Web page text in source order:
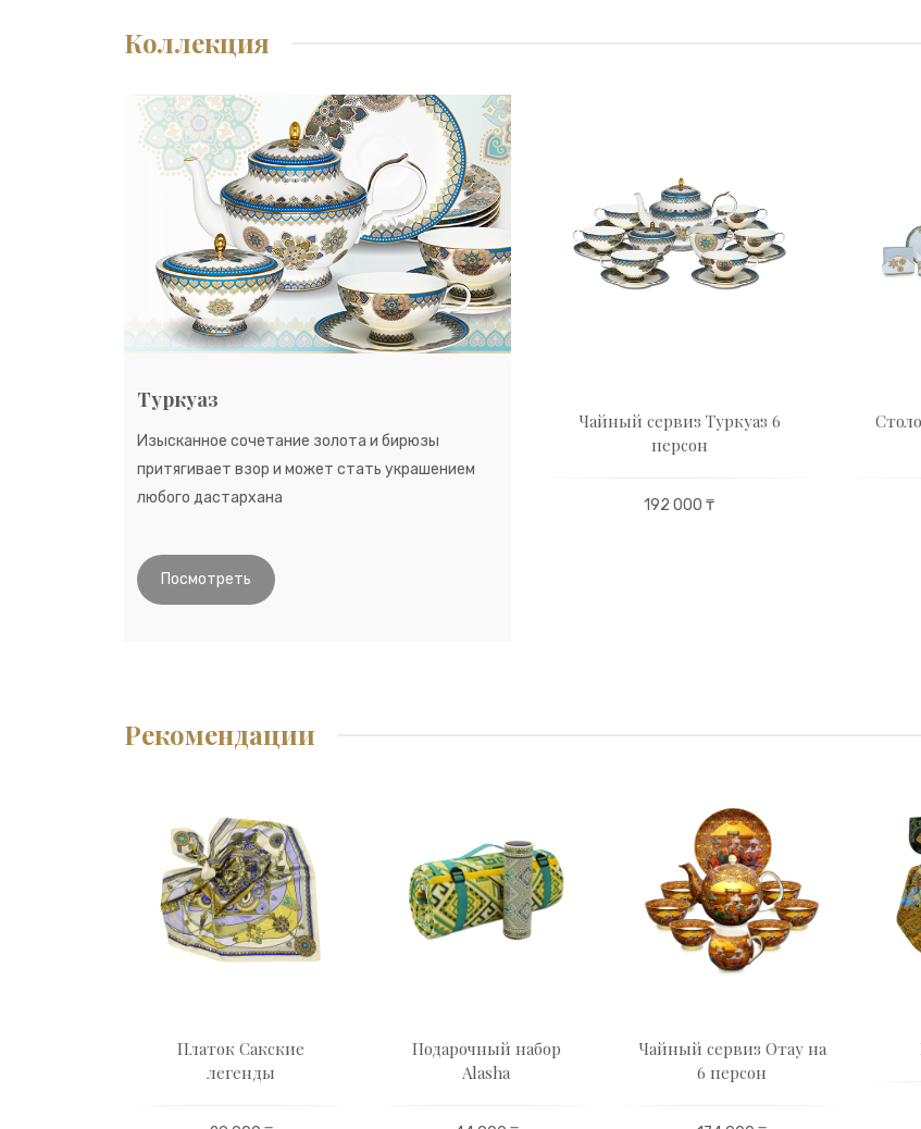
Коллекция
Туркуаз
Изысканное сочетание золота и бирюзы
притягивает взор и может стать украшением
любого дастархана
Посмотреть
Чайный сервиз Туркуаз 6
персон
192 000 ₸
Рекомендации
Платок Сакские
легенды
Подарочный набор
Alasha
Чайный сервиз Отау на
6 персон